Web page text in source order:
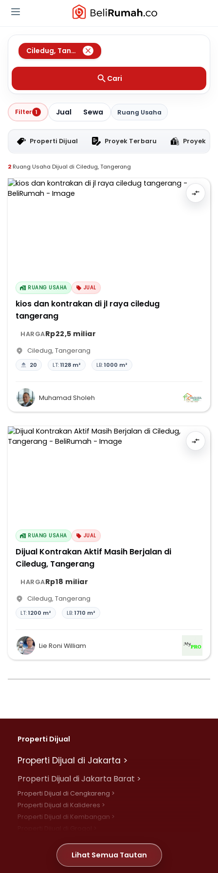
Ciledug, Tangerang
Cari
Filter 1 Jual Sewa Ruang Usaha
Properti Dijual Proyek Terbaru Proyek
2 Ruang Usaha Dijual di Ciledug, Tangerang
RUANG USAHA JUAL
kios dan kontrakan di jl raya ciledug
tangerang
HARGARp22,5 miliar
Ciledug, Tangerang
20 LT:1128 m² LB:1000 m²
Muhamad Sholeh
RUANG USAHA JUAL
Dijual Kontrakan Aktif Masih Berjalan di
Ciledug, Tangerang
HARGARp18 miliar
Ciledug, Tangerang
LT:1200 m² LB:1710 m²
Lie Roni William
Properti Dijual
Properti Dijual di Jakarta >
Properti Dijual di Jakarta Barat >
Properti Dijual di Cengkareng >
Properti Dijual di Kalideres >
Properti Dijual di Kembangan >
Properti Dijual di Meruya >
Properti Dijual di Jelambar >
Lihat Semua Tautan